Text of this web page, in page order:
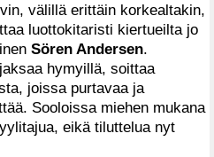
välillä erittäin korkealtakin,
luottokitaristi kiertueilta jo
Sören Andersen.
hymyillä, soittaa
joissa purtavaa ja
Sooloissa miehen mukana
eikä tiluttelua nyt